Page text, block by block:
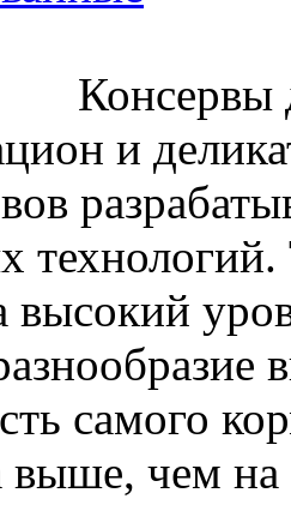
Консервы
и
самого
выше, чем на